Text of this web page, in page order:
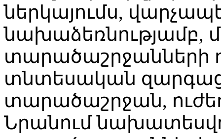
ներկայումս,
նախաձեռնությամբ,
տարածաշրջանների
տնտեսական
տարածաշրջան,
Նրանում